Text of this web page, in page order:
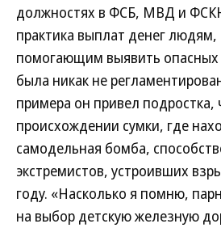
должностях в ФСБ, МВД и
практика выплат денег людям,
помогающим выявить опасных
была никак не
примера он привел подростка,
происхождении сумки, где
самодельная бомба,
экстремистов, устроивших
году. «Насколько я помню,
на выбор детскую железную